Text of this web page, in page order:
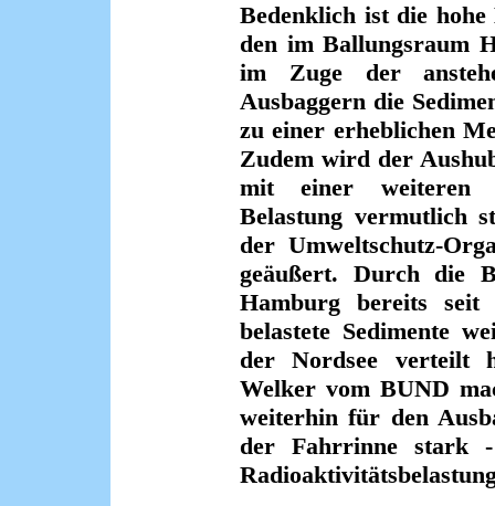
Bedenklich ist die
den im Ballungsraum
im Zuge der
Ausbaggern die
zu einer erheblichen
Zudem wird der
mit einer weiteren
Belastung vermutlich
der Umweltschutz-
geäußert. Durch die
Hamburg bereits
belastete Sedimente
der Nordsee verteilt
Welker vom BUND
weiterhin für den
der Fahrrinne stark